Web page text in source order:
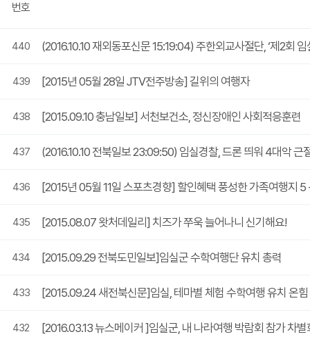
번호
440 (2016.10.10 재외동포신문 15:19:04) 주한외교사절단, ‘제2회
439 [2015년 05월 28일 JTV전주방송] 길위의 여행자
438 [2015.09.10 충남일보] 서천보건소, 정신장애인 사회적응훈련
437 (2016.10.10 전북일보 23:09:50) 임실경찰, 드론 띄워 4대악 근
436 [2015년 05월 11일 스포츠경향] 할인혜택 풍성한 가족여행지
435 [2015.08.07 왓처데일리] 치즈가 쭈욱 늘어나니 신기해요!
434 [2015.09.29 전북도민일보]임실군 수학여행단 유치 총력
433 [2015.09.24 새전북신문]임실, 테마별 체험 수학여행 유치 온
432 [2016.03.13 뉴스메이커 ]임실군, 내 나라여행 박람회 참가 차별